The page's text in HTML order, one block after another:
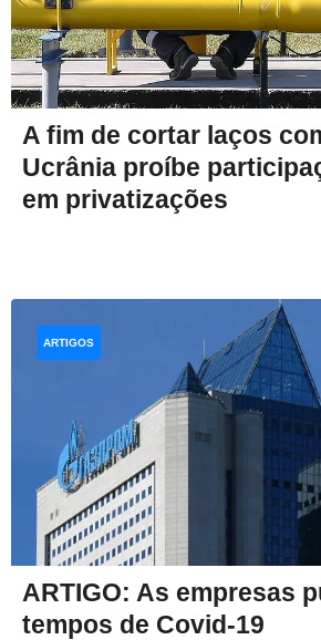
A fim de cortar laços
Ucrânia proíbe
em privatizações
ARTIGO: As empresas
tempos de Covid-19
ARTIGOS